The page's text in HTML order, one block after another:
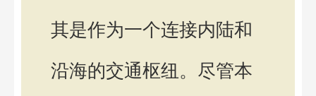
其是作为一个连接内陆和
沿海的交通枢纽。尽管本